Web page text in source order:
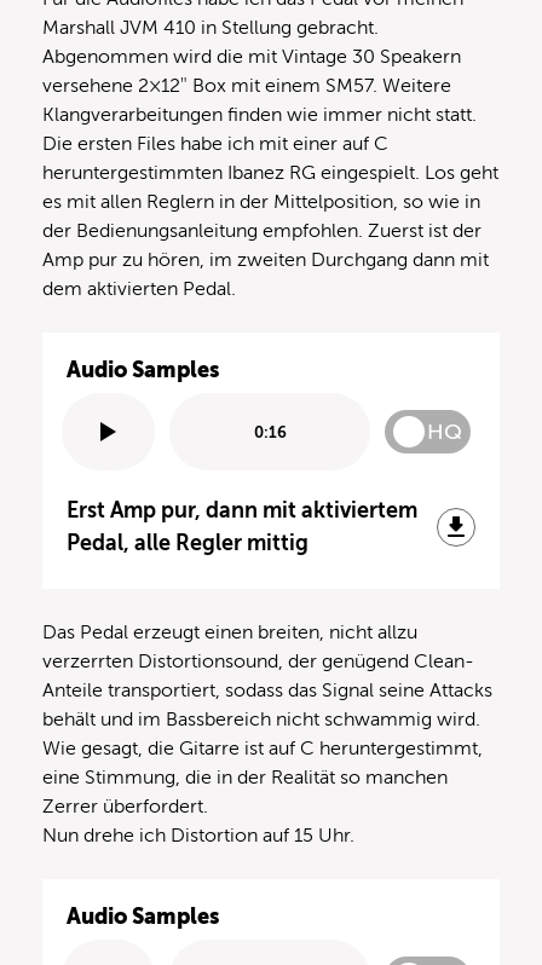
Marshall JVM 410 in Stellung gebracht.
Abgenommen wird die mit Vintage 30 Speakern
versehene 2×12″ Box mit einem SM57. Weitere
Klangverarbeitungen finden wie immer nicht statt.
Die ersten Files habe ich mit einer auf C
heruntergestimmten Ibanez RG eingespielt. Los geht
es mit allen Reglern in der Mittelposition, so wie in
der Bedienungsanleitung empfohlen. Zuerst ist der
Amp pur zu hören, im zweiten Durchgang dann mit
dem aktivierten Pedal.
Audio Samples
0:16 HQ
Erst Amp pur, dann mit aktiviertem
Pedal, alle Regler mittig
Das Pedal erzeugt einen breiten, nicht allzu
verzerrten Distortionsound, der genügend Clean-
Anteile transportiert, sodass das Signal seine Attacks
behält und im Bassbereich nicht schwammig wird.
Wie gesagt, die Gitarre ist auf C heruntergestimmt,
eine Stimmung, die in der Realität so manchen
Zerrer überfordert.
Nun drehe ich Distortion auf 15 Uhr.
Audio Samples